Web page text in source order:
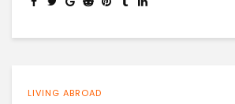
LIVING ABROAD